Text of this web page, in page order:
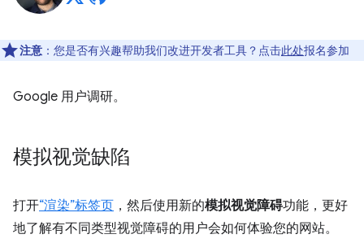
注意 ：您是否有兴趣帮助我们改进开发者工具？点击此处报名参加
Google 用户调研。
模拟视觉缺陷
打开“渲染”标签页 ，然后使用新的模拟视觉障碍功能，更好
地了解有不同类型视觉障碍的用户会如何体验您的网站。